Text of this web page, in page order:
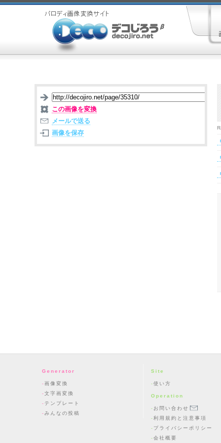
この画像を変換
メールで送る
画像を保存
Generator
画像変換
文字画変換
テンプレート
みんなの投稿
Site
使い方
Operation
お問い合わせ
利用規約と注意事項
プライバシーポリシー
会社概要